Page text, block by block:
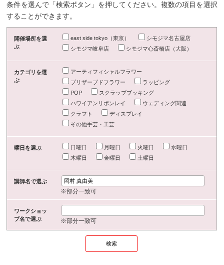
条件を選んで「検索ボタン」を押してください。複数の項目を選択
することができます。
開催場所を選
ぶ
east side tokyo（東京）
シモジマ名古屋店
シモジマ岐阜店
シモジマ心斎橋店（大阪）
カテゴリを選
ぶ
アーティフィシャルフラワー
プリザーブドフラワー
ラッピング
POP
スクラップブッキング
ハワイアンリボンレイ
ウェディング関連
クラフト
ディスプレイ
その他手芸・工芸
曜日を選ぶ 日曜日 月曜日 火曜日
水曜日
木曜日
金曜日 土曜日
講師名で選ぶ
※部分一致可
ワークショッ
プ名で選ぶ
※部分一致可